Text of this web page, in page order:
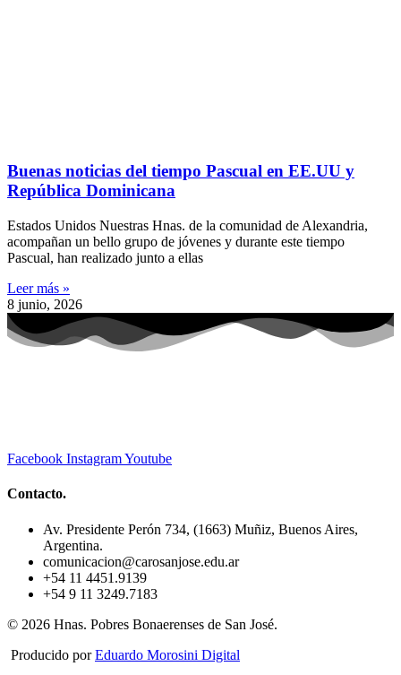
Buenas noticias del tiempo Pascual en EE.UU y
República Dominicana
Estados Unidos Nuestras Hnas. de la comunidad de Alexandria,
acompañan un bello grupo de jóvenes y durante este tiempo
Pascual, han realizado junto a ellas
Leer más »
8 junio, 2026
Facebook InstagramYoutube
Contacto.
Av. Presidente Perón 734, (1663) Muñiz, Buenos Aires,
Argentina.
comunicacion@carosanjose.edu.ar
+54 11 4451.9139
+54 9 11 3249.7183
© 2026 Hnas. Pobres Bonaerenses de San José.
Producido porEduardo Morosini Digital